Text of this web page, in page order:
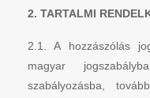
2. TARTALMI
2.1. A hozzászólás
magyar
szabályozásba,